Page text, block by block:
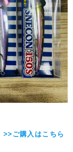
>>ご購入はこちら